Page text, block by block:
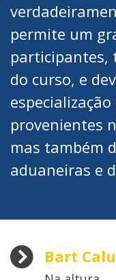
permite um
participantes,
do curso, e
provenientes
mas também
aduaneiras e
Bart